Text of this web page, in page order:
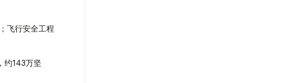
飞行安全工程
约143万坚